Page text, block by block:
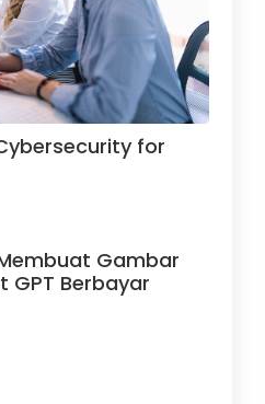
for
Gambar
GPT Berbayar